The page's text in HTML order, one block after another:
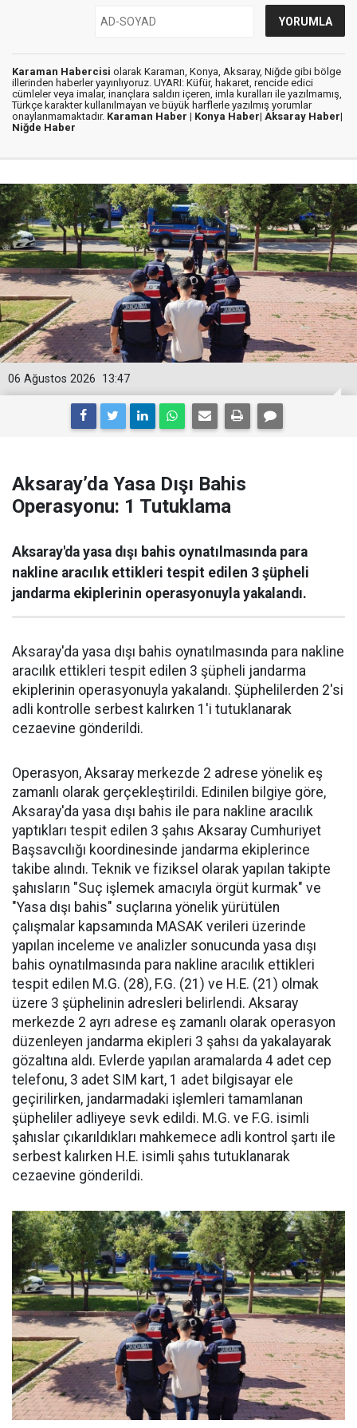
Karaman Habercisi olarak Karaman, Konya, Aksaray, Niğde gibi bölge
illerinden haberler yayınlıyoruz. UYARI: Küfür, hakaret, rencide edici
cümleler veya imalar, inançlara saldırı içeren, imla kuralları ile yazılmamış,
Türkçe karakter kullanılmayan ve büyük harflerle yazılmış yorumlar
onaylanmamaktadır. Karaman Haber | Konya Haber| Aksaray Haber|
Niğde Haber
13:47
06 Ağustos 2026
Aksaray’da Yasa Dışı Bahis
Operasyonu: 1 Tutuklama
Aksaray'da yasa dışı bahis oynatılmasında para
nakline aracılık ettikleri tespit edilen 3 şüpheli
jandarma ekiplerinin operasyonuyla yakalandı.
Aksaray'da yasa dışı bahis oynatılmasında para nakline
aracılık ettikleri tespit edilen 3 şüpheli jandarma
ekiplerinin operasyonuyla yakalandı. Şüphelilerden 2'si
adli kontrolle serbest kalırken 1'i tutuklanarak
cezaevine gönderildi.
Operasyon, Aksaray merkezde 2 adrese yönelik eş
zamanlı olarak gerçekleştirildi. Edinilen bilgiye göre,
Aksaray'da yasa dışı bahis ile para nakline aracılık
yaptıkları tespit edilen 3 şahıs Aksaray Cumhuriyet
Başsavcılığı koordinesinde jandarma ekiplerince
takibe alındı. Teknik ve fiziksel olarak yapılan takipte
şahısların "Suç işlemek amacıyla örgüt kurmak" ve
"Yasa dışı bahis" suçlarına yönelik yürütülen
çalışmalar kapsamında MASAK verileri üzerinde
yapılan inceleme ve analizler sonucunda yasa dışı
bahis oynatılmasında para nakline aracılık ettikleri
tespit edilen M.G. (28), F.G. (21) ve H.E. (21) olmak
üzere 3 şüphelinin adresleri belirlendi. Aksaray
merkezde 2 ayrı adrese eş zamanlı olarak operasyon
düzenleyen jandarma ekipleri 3 şahsı da yakalayarak
gözaltına aldı. Evlerde yapılan aramalarda 4 adet cep
telefonu, 3 adet SIM kart, 1 adet bilgisayar ele
geçirilirken, jandarmadaki işlemleri tamamlanan
şüpheliler adliyeye sevk edildi. M.G. ve F.G. isimli
şahıslar çıkarıldıkları mahkemece adli kontrol şartı ile
serbest kalırken H.E. isimli şahıs tutuklanarak
cezaevine gönderildi.